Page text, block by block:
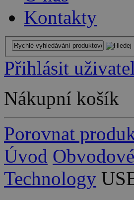
Kontakty
Přihlásit
Nákupní košík
Porovnat
Úvod
Technology